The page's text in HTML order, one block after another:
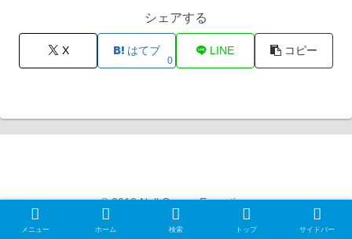
シェアする
X はてブ
0
LINE コピー
© 2012 Null Gamer Exception.
メニュー ホーム 検索 トップ サイドバー